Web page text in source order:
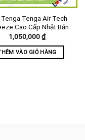
Tenga Air Tech
Cao Cấp Nhật Bản
1,050,000₫
VÀO GIỎ HÀNG